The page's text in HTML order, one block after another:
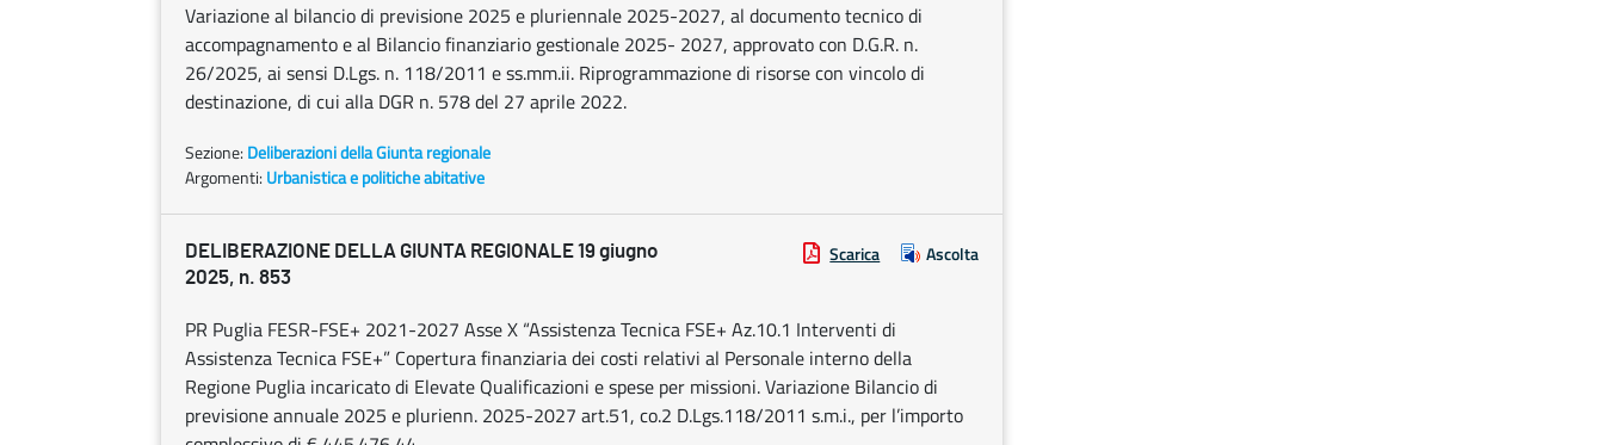
Variazione al bilancio di previsione 2025 e pluriennale 2025-2027, al documento tecnico di
accompagnamento e al Bilancio finanziario gestionale 2025- 2027, approvato con D.G.R. n.
26/2025, ai sensi D.Lgs. n. 118/2011 e ss.mm.ii. Riprogrammazione di risorse con vincolo di
destinazione, di cui alla DGR n. 578 del 27 aprile 2022.
Sezione: Deliberazioni della Giunta regionale
Argomenti: Urbanistica e politiche abitative
DELIBERAZIONE DELLA GIUNTA REGIONALE 19 giugno
2025, n. 853
Scarica Ascolta
PR Puglia FESR-FSE+ 2021-2027 Asse X “Assistenza Tecnica FSE+ Az.10.1 Interventi di
Assistenza Tecnica FSE+” Copertura finanziaria dei costi relativi al Personale interno della
Regione Puglia incaricato di Elevate Qualificazioni e spese per missioni. Variazione Bilancio di
previsione annuale 2025 e plurienn. 2025-2027 art.51, co.2 D.Lgs.118/2011 s.m.i., per l’importo